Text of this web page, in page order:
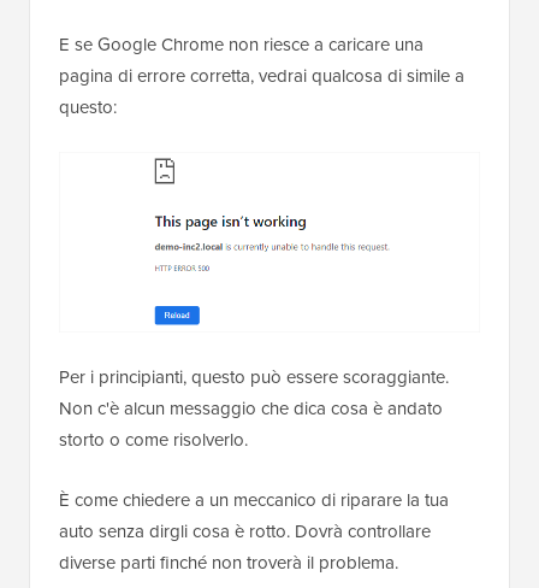
E se Google Chrome non riesce a caricare una
pagina di errore corretta, vedrai qualcosa di simile a
questo:
Per i principianti, questo può essere scoraggiante.
Non c'è alcun messaggio che dica cosa è andato
storto o come risolverlo.
È come chiedere a un meccanico di riparare la tua
auto senza dirgli cosa è rotto. Dovrà controllare
diverse parti finché non troverà il problema.